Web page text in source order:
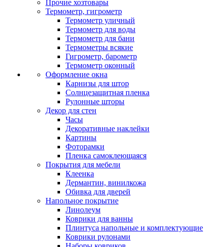
Прочие хозтовары
Термометр, гигрометр
Термометр уличный
Термометр для воды
Термометр для бани
Термометры всякие
Гигрометр, барометр
Термометр оконный
Оформление окна
Карнизы для штор
Солнцезащитная пленка
Рулонные шторы
Декор для стен
Часы
Декоративные наклейки
Картины
Фоторамки
Пленка самоклеющаяся
Покрытия для мебели
Клеенка
Дермантин, винилкожа
Обивка для дверей
Напольное покрытие
Линолеум
Коврики для ванны
Плинтуса напольные и комплектующие
Коврики рулонами